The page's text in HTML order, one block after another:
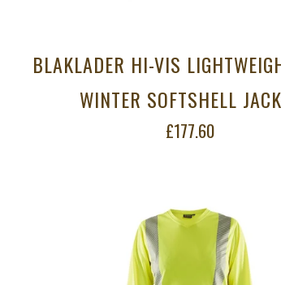
BLAKLADER HI-VIS
WINTER SOFTSHELL
£177.60